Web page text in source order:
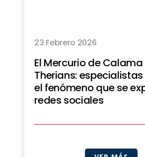
23 Febrero 2026
El Mercurio de Calama
Therians:
el fenómeno que se
redes sociales